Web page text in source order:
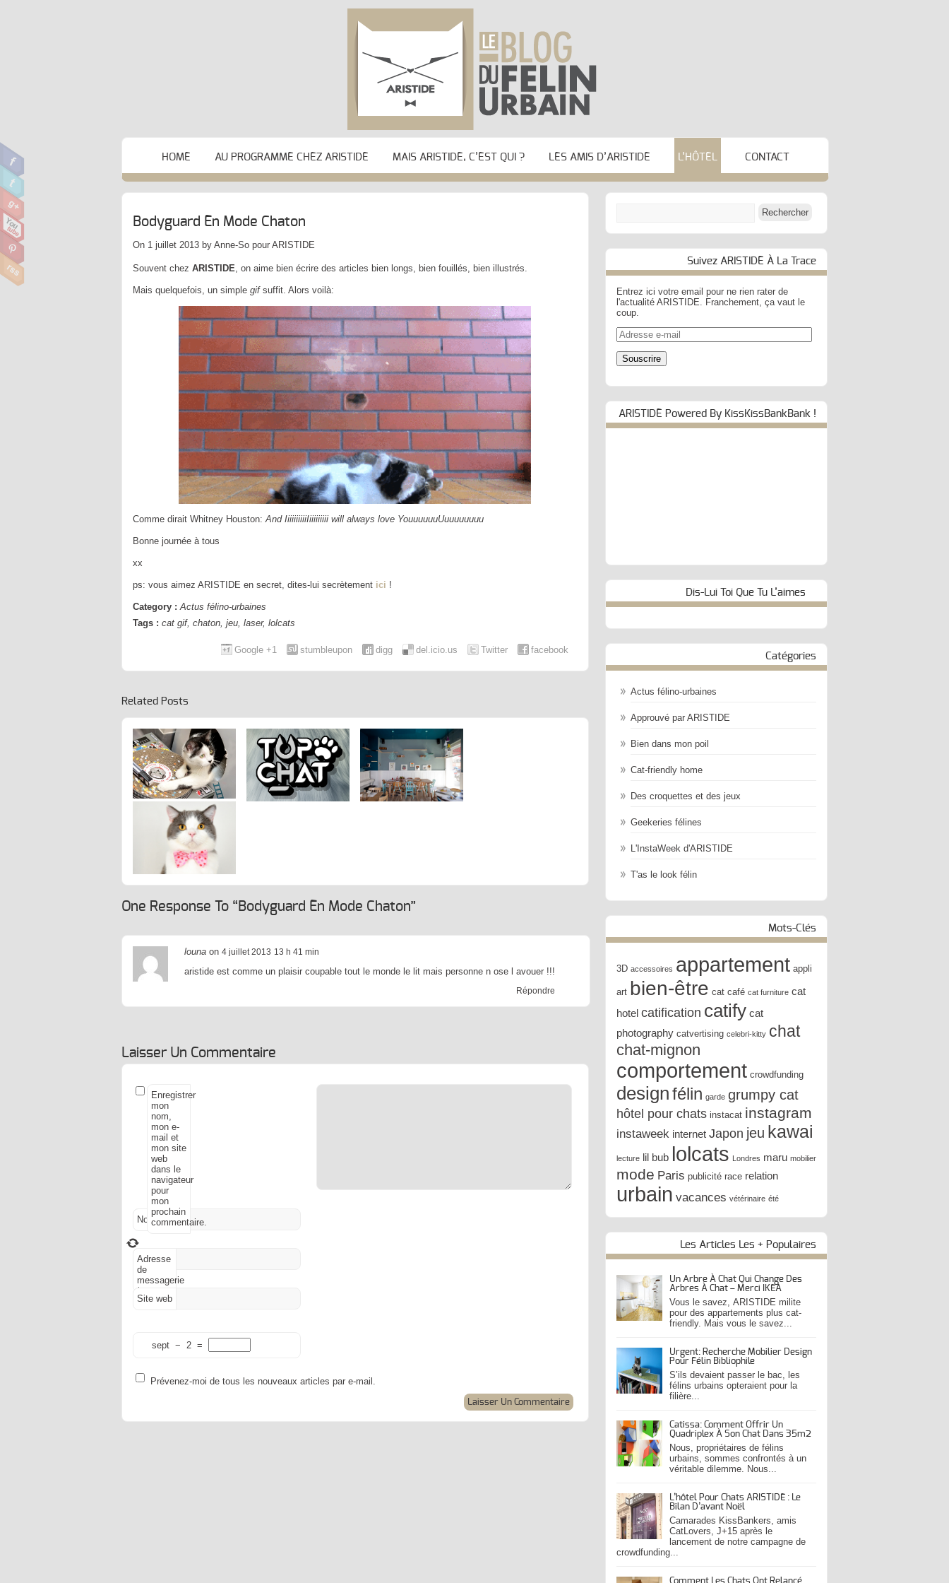
HOME AU PROGRAMME CHEZ ARISTIDE MAIS ARISTIDE, C’EST QUI ? LES AMIS D’ARISTIDE L’HÔTEL CONTACT
Bodyguard En Mode Chaton
On 1 juillet 2013 by Anne-So pour ARISTIDE
Souvent chez ARISTIDE , on aime bien écrire des articles bien longs, bien fouillés, bien illustrés.
Mais quelquefois, un simple gifsuffit. Alors voilà:
Comme dirait Whitney Houston:And IiiiiiiiiiIiiiiiiiii will always love YouuuuuuUuuuuuuuu
Bonne journée à tous
xx
ps: vous aimez ARISTIDE en secret, dites-lui secrètement ici !
Category :Actus félino-urbaines
Tags : cat gif, chaton, jeu, laser, lolcats
facebook
Twitter
del.icio.us
digg
stumbleupon
Google +1
Related Posts
De 1000 ! L’Hôtel ARISTIDE Accueille Son
1000ème Guest
Top Chat : À La Recherche Du Nouveau Grumpy
And Gentlecats, Please Let Me
Berlin !
One Response To “Bodyguard En Mode Chaton”
louna on 4 juillet 2013 13 h 41 min
aristide est comme un plaisir coupable tout le monde le lit mais personne n ose l avouer !!!
Répondre
Laisser Un Commentaire
Nom*
Adresse
de
messagerie
*
Site web
Enregistrer
mon
nom,
mon e-
mail et
mon site
web
dans le
navigateur
pour
mon
prochain
commentaire.
sept − 2 =
Prévenez-moi de tous les nouveaux articles par e-mail.
Suivez ARISTIDE À La Trace
Entrez ici votre email pour ne rien rater de
l'actualité ARISTIDE. Franchement, ça vaut le
coup.
Adresse
e-
mail
Souscrire
ARISTIDE Powered By KissKissBankBank !
Dis-Lui Toi Que Tu L’aimes
Catégories
Actus félino-urbaines
Approuvé par ARISTIDE
Bien dans mon poil
Cat-friendly home
Des croquettes et des jeux
Geekeries félines
L'InstaWeek d'ARISTIDE
T'as le look félin
Mots-Clés
3D accessoires appartement appli
art bien-être cat café cat furniture cat
hotel catification catify cat
photography catvertising celebri-kitty chat
chat-mignon
comportement crowdfunding
designfélin garde grumpy cat
hôtel pour chats instacat instagram
instaweek internet Japon jeu kawai
lecture lil bub lolcats Londres maru mobilier
mode Paris publicité race relation
urbain vacances vétérinaire été
Les Articles Les + Populaires
Un Arbre À Chat Qui Change Des
Arbres À Chat – Merci IKEA
Vous le savez, ARISTIDE milite
pour des appartements plus cat-
friendly. Mais vous le savez...
Urgent: Recherche Mobilier Design
Pour Félin Bibliophile
S’ils devaient passer le bac, les
félins urbains opteraient pour la
filière...
Catissa: Comment Offrir Un
Quadriplex À Son Chat Dans 35m2
Nous, propriétaires de félins
urbains, sommes confrontés à un
véritable dilemme. Nous...
L’hôtel Pour Chats ARISTIDE : Le
Bilan D’avant Noël
Camarades KissBankers, amis
CatLovers, J+15 après le
lancement de notre campagne de
crowdfunding...